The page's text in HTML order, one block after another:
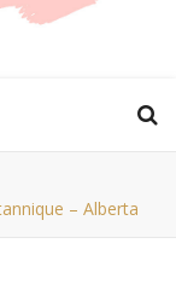
– Alberta